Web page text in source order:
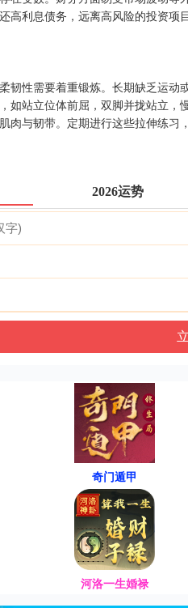
高利息债务，远离高风险的投资
韧性需要着重锻炼。长期缺乏运
如站立位体前屈，双脚并拢站立
肉与韧带。定期进行这些拉伸练习
2026运势
奇门遁甲
河洛一生婚禄